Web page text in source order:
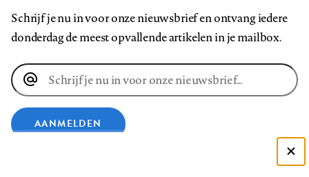
Schrijf je nu in voor onze nieuwsbrief en ontvang iedere
donderdag de meest opvallende artikelen in je mailbox.
E-
mailadres
AANMELDEN